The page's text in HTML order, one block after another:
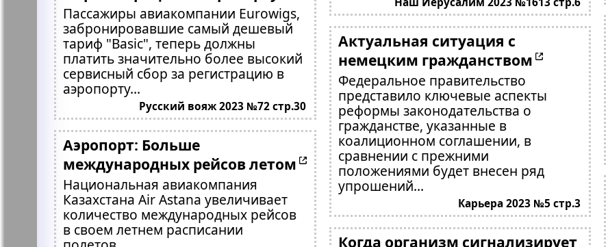
Пассажиры авиакомпании Eurowigs,
забронировавшие самый дешевый
тариф "Basic", теперь должны
платить значительно более высокий
сервисный сбор за регистрацию в
аэропорту...
Русский вояж 2023 №72 стр.30
Аэропорт: Больше
международных рейсов летом
Национальная авиакомпания
Казахстана Air Astana увеличивает
количество международных рейсов
в своем летнем расписании
Актуальная ситуация с
немецким гражданством
Федеральное правительство
представило ключевые аспекты
реформы законодательства о
гражданстве, указанные в
коалиционном соглашении, в
сравнении с прежними
положениями будет внесен ряд
упрошений...
Карьера 2023 №5 стр.3
Когда организм сигнализирует